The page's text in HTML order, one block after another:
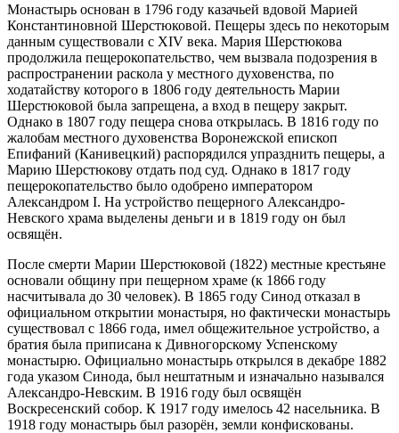
Монастырь основан в 1796 году казачьей вдовой Марией
Константиновной Шерстюковой. Пещеры здесь по некоторым
данным существовали с XIV века. Мария Шерстюкова
продолжила пещерокопательство, чем вызвала подозрения в
распространении раскола у местного духовенства, по
ходатайству которого в 1806 году деятельность Марии
Шерстюковой была запрещена, а вход в пещеру закрыт.
Однако в 1807 году пещера снова открылась. В 1816 году по
жалобам местного духовенства Воронежской епископ
Епифаний (Канивецкий) распорядился упразднить пещеры, а
Марию Шерстюкову отдать под суд. Однако в 1817 году
пещерокопательство было одобрено императором
Александром I. На устройство пещерного Александро-
Невского храма выделены деньги и в 1819 году он был
освящён.
После смерти Марии Шерстюковой (1822) местные крестьяне
основали общину при пещерном храме (к 1866 году
насчитывала до 30 человек). В 1865 году Синод отказал в
официальном открытии монастыря, но фактически монастырь
существовал с 1866 года, имел общежительное устройство, а
братия была приписана к Дивногорскому Успенскому
монастырю. Официально монастырь открылся в декабре 1882
года указом Синода, был нештатным и изначально назывался
Александро-Невским. В 1916 году был освящён
Воскресенский собор. К 1917 году имелось 42 насельника. В
1918 году монастырь был разорён, земли конфискованы.